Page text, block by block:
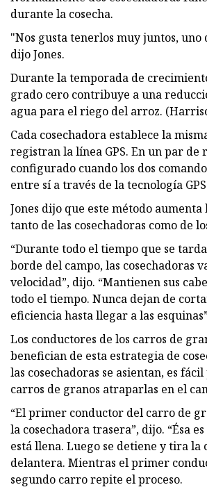
durante la cosecha.
"Nos gusta tenerlos muy juntos,
dijo Jones.
Durante la temporada de
grado cero contribuye a una
agua para el riego del arroz.
Cada cosechadora establece la
registran la línea GPS. En un par de
configurado cuando los dos
entre sí a través de la tecnología
Jones dijo que este método
tanto de las cosechadoras como de
“Durante todo el tiempo que se
borde del campo, las cosechadoras
velocidad”, dijo. “Mantienen sus
todo el tiempo. Nunca dejan de
eficiencia hasta llegar a las
Los conductores de los carros de
benefician de esta estrategia de
las cosechadoras se asientan, es
carros de granos atraparlas en el
“El primer conductor del carro de
la cosechadora trasera”, dijo. “Ésa
está llena. Luego se detiene y tira la
delantera. Mientras el primer
segundo carro repite el proceso.